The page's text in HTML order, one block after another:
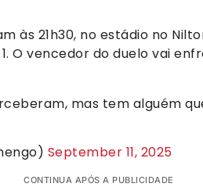
às 21h30, no estádio no
O vencedor do duelo vai
mas tem alguém
September 11, 2025
CONTINUA APÓS A PUBLICIDADE